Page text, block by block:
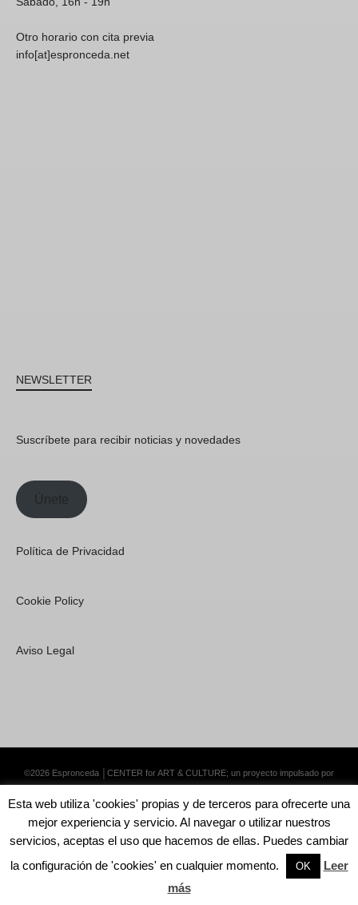
Otro horario con cita previa
info[at]espronceda.net
NEWSLETTER
Suscríbete para recibir noticias y novedades
Únete
Política de Privacidad
Cookie Policy
Aviso Legal
©2026 Espronceda │CENTER for ART & CULTURE; un proyecto impulsado por
Esta web utiliza 'cookies' propias y de terceros para ofrecerte una
mejor experiencia y servicio. Al navegar o utilizar nuestros
servicios, aceptas el uso que hacemos de ellas. Puedes cambiar
la configuración de 'cookies' en cualquier momento.
OK
Leer
más
English Català Español